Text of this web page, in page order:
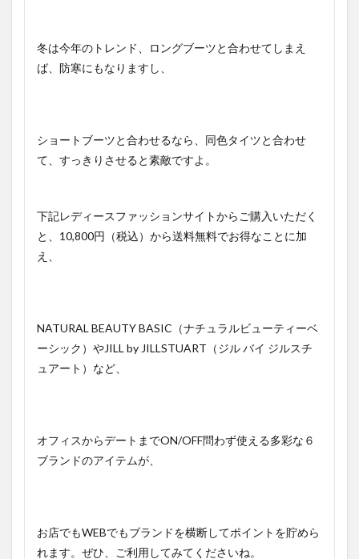
冬は今年のトレンド、ロングブーツと合わせてしまえ
ば、防寒にもなりますし、
ショートブーツと合わせるなら、同色タイツと合わせ
て、すっきりさせると素敵ですよ。
下記レディースファッションサイトからご購入いただく
と、10,800円（税込）から送料無料でお得なことに加
え、
NATURAL BEAUTY BASIC（ナチュラルビューティーベ
ーシック）やJILL by JILLSTUART（ジル バイ ジルスチ
ュアート）など、
オフィスからデートまでON/OFF問わず使える多彩な６
ブランドのアイテムが、
お店でもWEBでもブランドを横断してポイントを貯めら
れます。ぜひ、ご利用してみてくださいね。